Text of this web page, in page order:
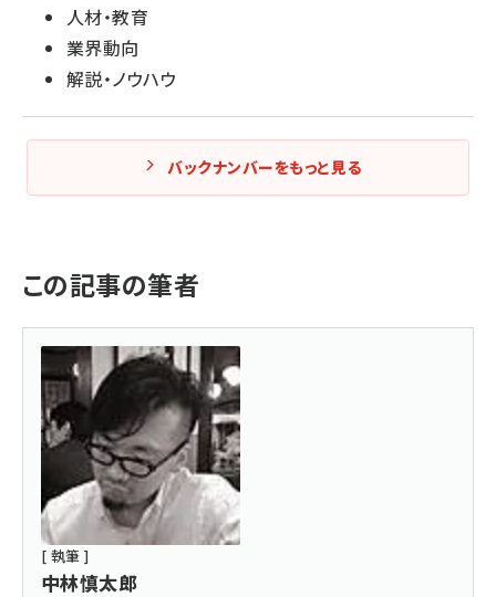
人材・教育
業界動向
解説・ノウハウ
バックナンバーをもっと見る
この記事の筆者
[ 執筆 ]
中林慎太郎